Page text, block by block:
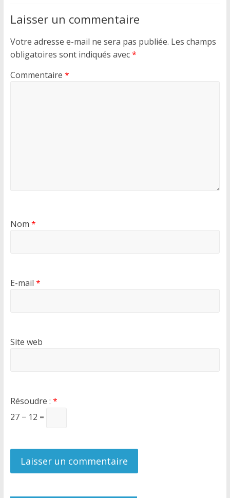
Laisser un commentaire
Votre adresse e-mail ne sera pas publiée. Les champs
obligatoires sont indiqués avec*
Commentaire *
Nom *
E-mail *
Site web
Résoudre : *
27 − 12 =